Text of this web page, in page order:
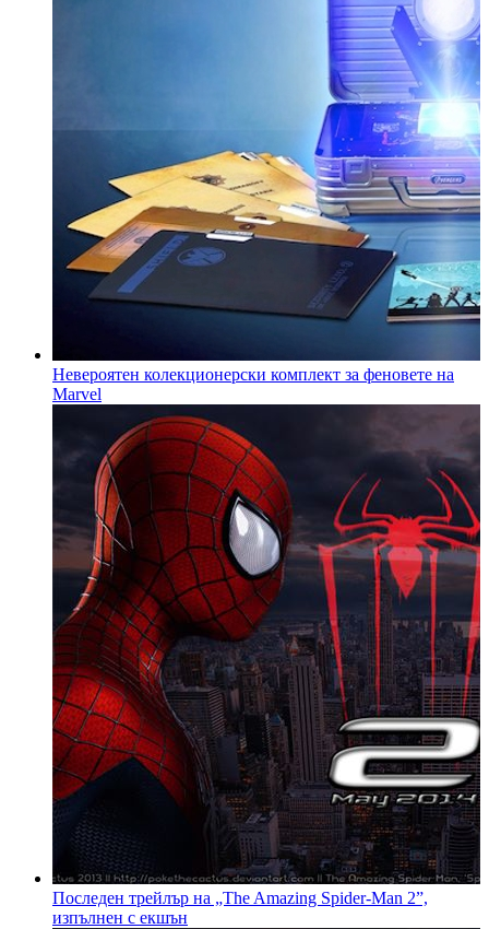
Невероятeн колекционерски комплект за феновете на
Marvel
Последен трейлър на „The Amazing Spider-Man 2”,
изпълнен с екшън